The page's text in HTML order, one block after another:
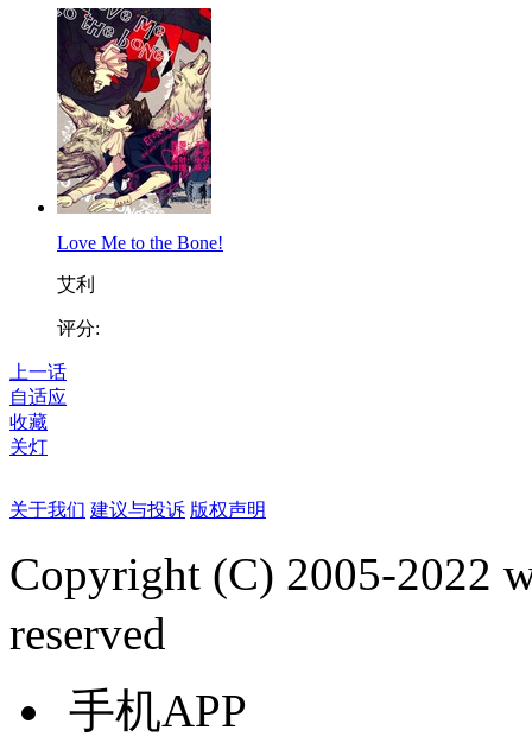
Love Me to the Bone!
艾利
评分:
上一话
自适应
收藏
关灯
关于我们 建议与投诉 版权声明
Copyright (C) 2005-2022
reserved
手机APP